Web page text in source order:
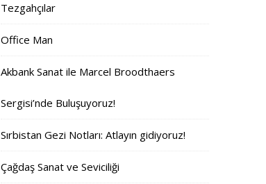
Tezgahçılar
Office Man
Akbank Sanat ile Marcel Broodthaers
Sergisi’nde Buluşuyoruz!
Sırbistan Gezi Notları: Atlayın gidiyoruz!
Çağdaş Sanat ve Seviciliği